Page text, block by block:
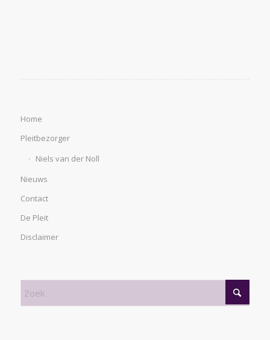
Home
Pleitbezorger
Niels van der Noll
Nieuws
Contact
De Pleit
Disclaimer